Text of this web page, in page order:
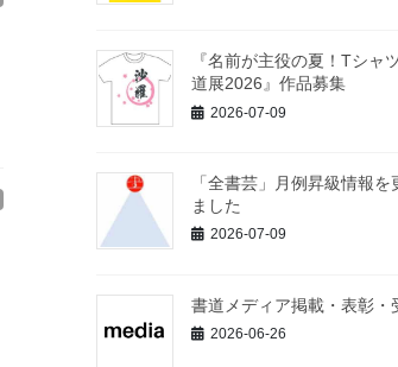
『名前が主役の夏！Tシャ
道展2026』作品募集
2026-07-09
「全書芸」月例昇級情報を
ました
2026-07-09
書道メディア掲載・表彰・
2026-06-26